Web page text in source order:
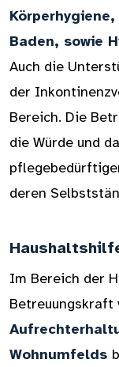
Baden, sowie
Auch die
der
Bereich. Die
die Würde und
deren
Im Bereich der
Betreuungskraft
Wohnumfelds